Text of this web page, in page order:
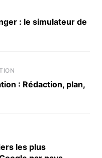
: le simulateur de
: Rédaction, plan,
les plus